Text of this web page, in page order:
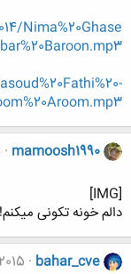
Nima%20Ghase
mamoosh1990
[IMG]
دالم خونه تکونی
bahar_cve